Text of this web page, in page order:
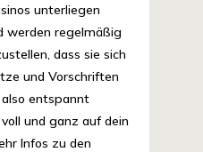
unterliegen
werden regelmäßig
dass sie sich
und Vorschriften
entspannt
und ganz auf dein
Infos zu den